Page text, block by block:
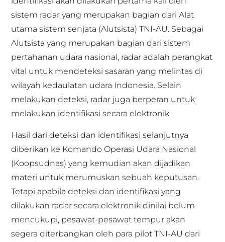
sistem radar yang merupakan bagian dari Alat
utama sistem senjata (Alutsista) TNI-AU. Sebagai
Alutsista yang merupakan bagian dari sistem
pertahanan udara nasional, radar adalah perangkat
vital untuk mendeteksi sasaran yang melintas di
wilayah kedaulatan udara Indonesia. Selain
melakukan deteksi, radar juga berperan untuk
melakukan identifikasi secara elektronik.
Hasil dari deteksi dan identifikasi selanjutnya
diberikan ke Komando Operasi Udara Nasional
(Koopsudnas) yang kemudian akan dijadikan
materi untuk merumuskan sebuah keputusan.
Tetapi apabila deteksi dan identifikasi yang
dilakukan radar secara elektronik dinilai belum
mencukupi, pesawat-pesawat tempur akan
segera diterbangkan oleh para pilot TNI-AU dari